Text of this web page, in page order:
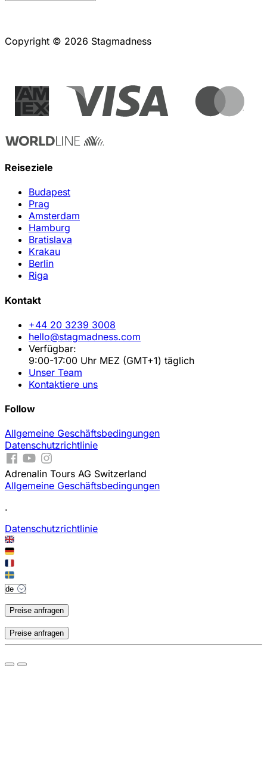
Copyright © 2026 Stagmadness
Reiseziele
Budapest
Prag
Amsterdam
Hamburg
Bratislava
Krakau
Berlin
Riga
Kontakt
+44 20 3239 3008
hello@stagmadness.com
Verfügbar:
9:00-17:00 Uhr MEZ (GMT+1) täglich
Unser Team
Kontaktiere uns
Follow
Allgemeine Geschäftsbedingungen
Datenschutzrichtlinie
Adrenalin Tours AG Switzerland
Allgemeine Geschäftsbedingungen
.
Datenschutzrichtlinie
Preise anfragen
Preise anfragen